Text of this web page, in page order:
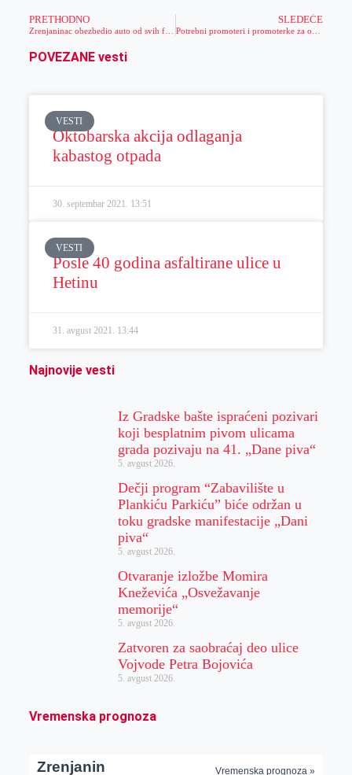
PRETHODNO
Zrenjaninac obezbedio auto od svih faktora rizika (foto)
SLEDEĆE
POVEZANE vesti
VESTI
Oktobarska akcija odlaganja
kabastog otpada
30. septembar 2021. 13:51
VESTI
Posle 40 godina asfaltirane ulice u
Hetinu
31. avgust 2021. 13:44
Najnovije vesti
Iz Gradske bašte ispraćeni pozivari
koji besplatnim pivom ulicama
grada pozivaju na 41. „Dane piva“
5. avgust 2026.
Dečji program “Zabavilište u
Plankiću Parkiću” biće održan u
toku gradske manifestacije „Dani
piva“
5. avgust 2026.
Otvaranje izložbe Momira
Kneževića „Osvežavanje
memorije“
5. avgust 2026.
Zatvoren za saobraćaj deo ulice
Vojvode Petra Bojovića
5. avgust 2026.
Vremenska prognoza